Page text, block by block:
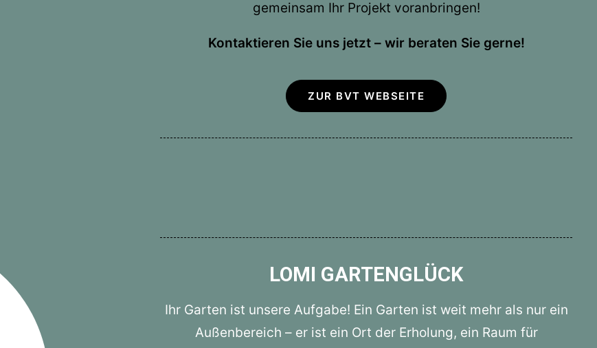
gemeinsam Ihr Projekt voranbringen!
Kontaktieren Sie uns jetzt – wir beraten Sie gerne!
ZUR BVT WEBSEITE
LOMI GARTENGLÜCK
Ihr Garten ist unsere Aufgabe! Ein Garten ist weit mehr als nur ein
Außenbereich – er ist ein Ort der Erholung, ein Raum für